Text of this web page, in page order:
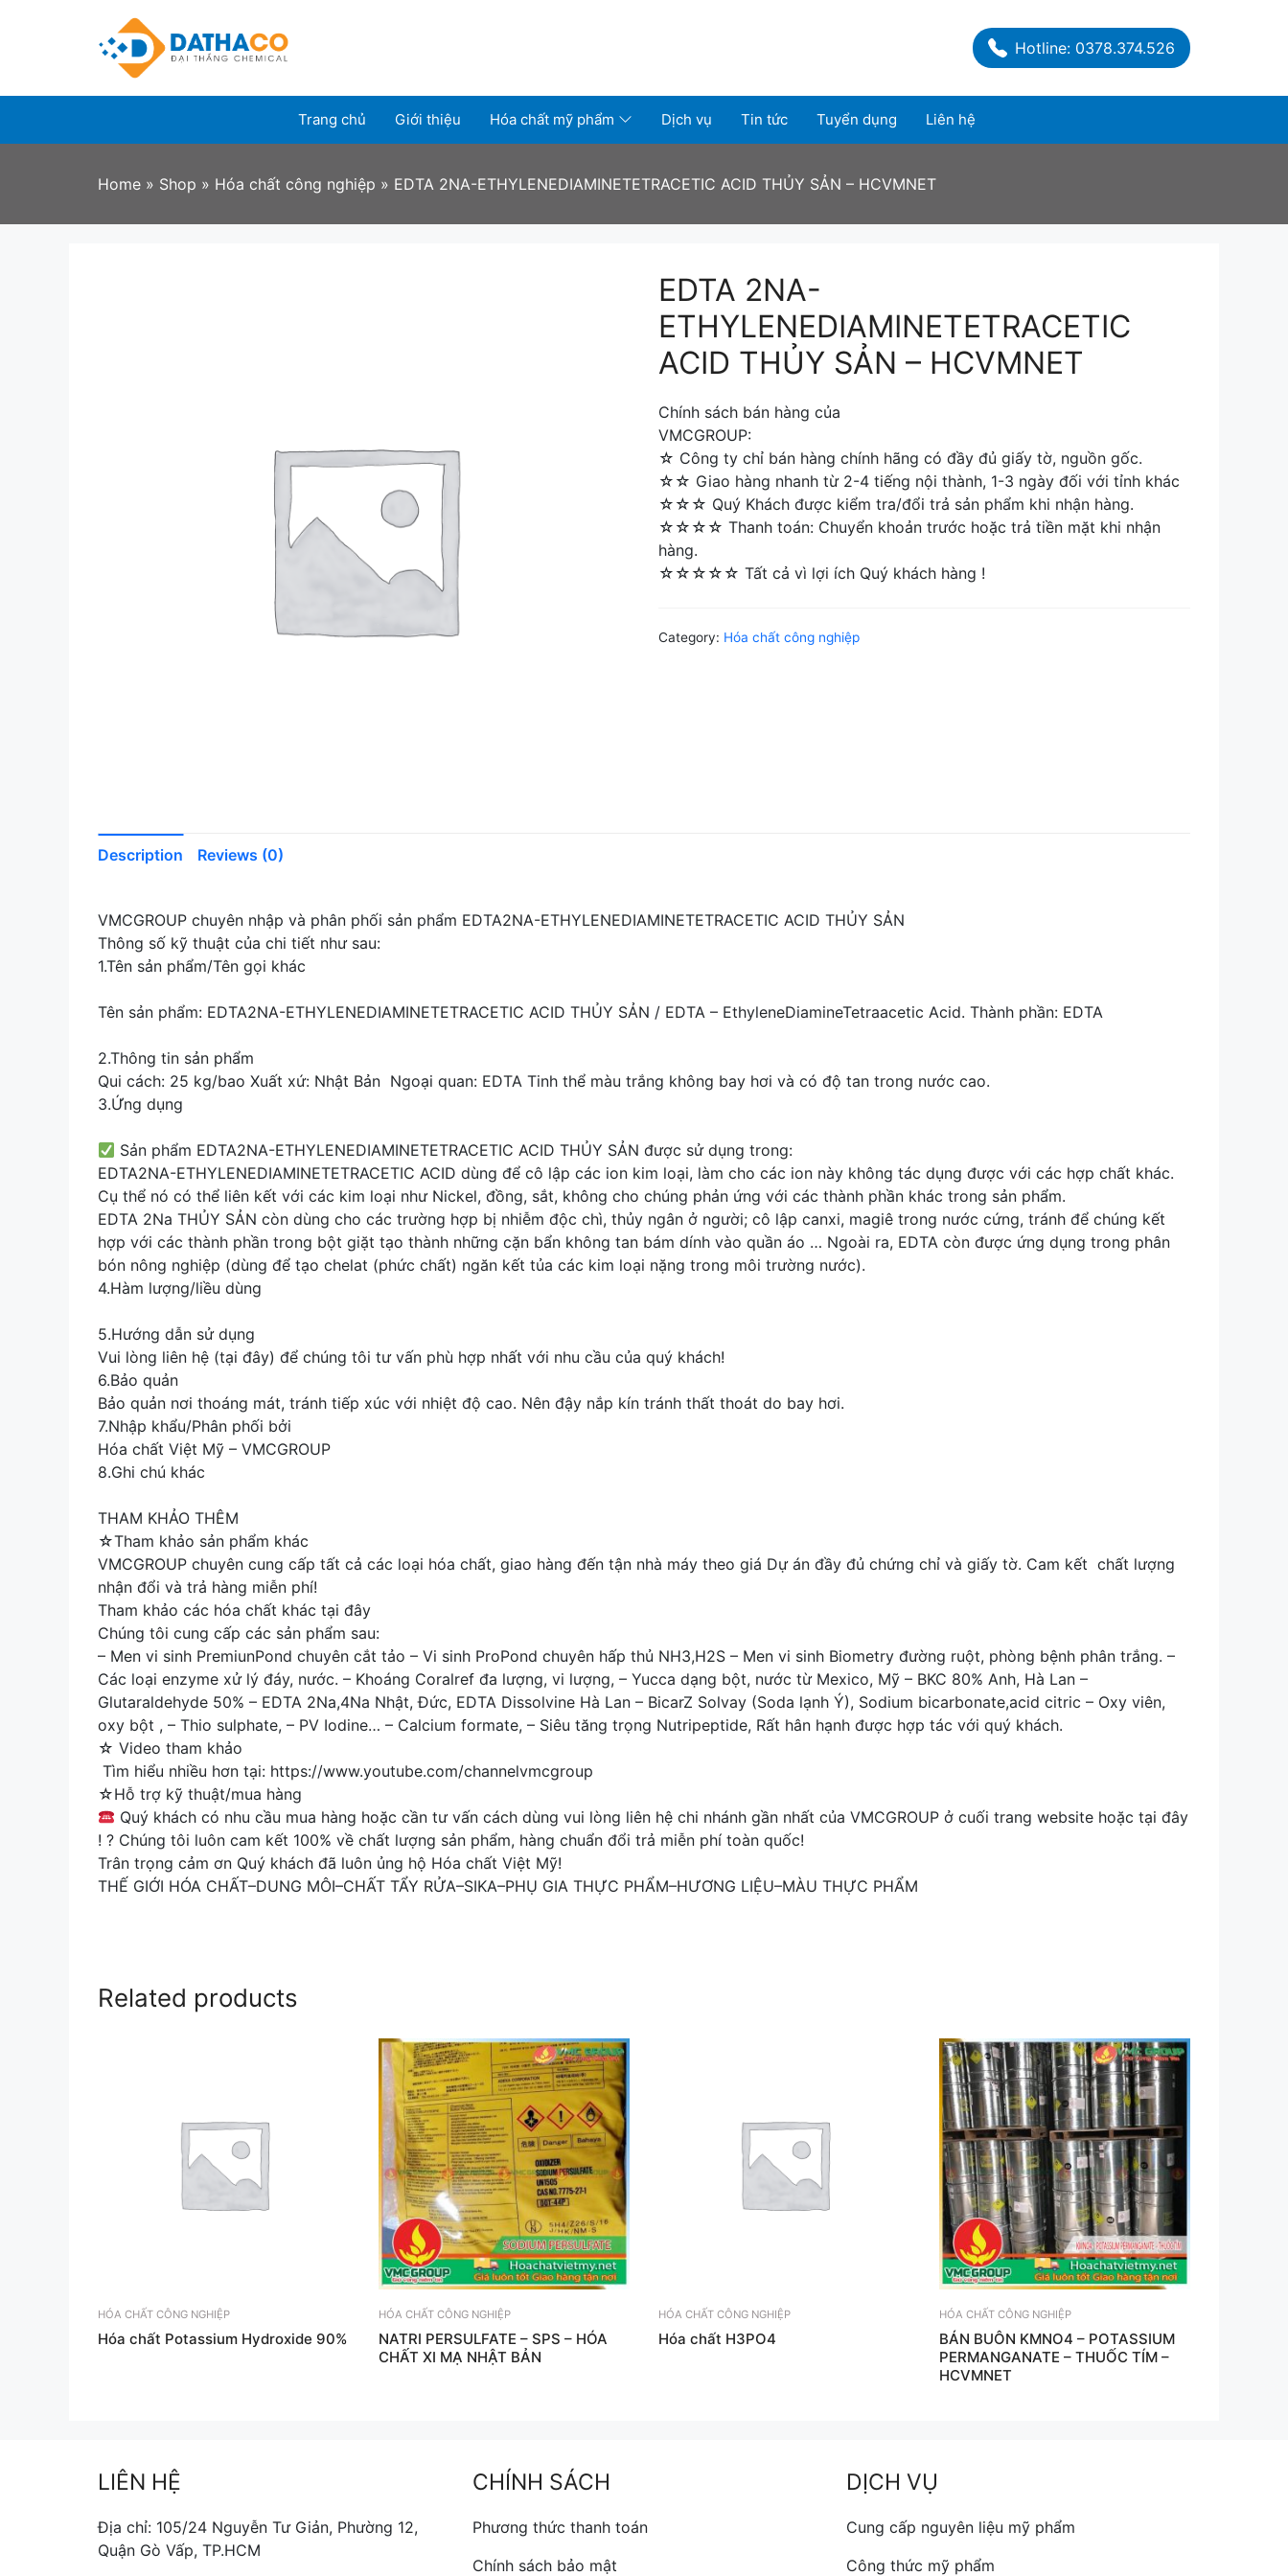
Hotline: 0378.374.526
Trang chủ Giới thiệu Hóa chất mỹ phẩm Dịch vụ Tin tức Tuyển dụng Liên hệ
Home » Shop » Hóa chất công nghiệp » EDTA 2NA-ETHYLENEDIAMINETETRACETIC ACID THỦY SẢN – HCVMNET
EDTA 2NA-
ETHYLENEDIAMINETETRACETIC
ACID THỦY SẢN – HCVMNET
Chính sách bán hàng của
VMCGROUP:
☆ Công ty chỉ bán hàng chính hãng có đầy đủ giấy tờ, nguồn gốc.
☆☆ Giao hàng nhanh từ 2-4 tiếng nội thành, 1-3 ngày đối với tỉnh khác
☆☆☆ Quý Khách được kiểm tra/đổi trả sản phẩm khi nhận hàng.
☆☆☆☆ Thanh toán: Chuyển khoản trước hoặc trả tiền mặt khi nhận
hàng.
☆☆☆☆☆ Tất cả vì lợi ích Quý khách hàng !
Category: Hóa chất công nghiệp
Description Reviews (0)
VMCGROUP chuyên nhập và phân phối sản phẩm EDTA2NA-ETHYLENEDIAMINETETRACETIC ACID THỦY SẢN
Thông số kỹ thuật của chi tiết như sau:
1.Tên sản phẩm/Tên gọi khác
Tên sản phẩm: EDTA2NA-ETHYLENEDIAMINETETRACETIC ACID THỦY SẢN / EDTA – EthyleneDiamineTetraacetic Acid. Thành phần: EDTA
2.Thông tin sản phẩm
Qui cách: 25 kg/bao Xuất xứ: Nhật Bản Ngoại quan: EDTA Tinh thể màu trắng không bay hơi và có độ tan trong nước cao.
3.Ứng dụng
Sản phẩm EDTA2NA-ETHYLENEDIAMINETETRACETIC ACID THỦY SẢN được sử dụng trong:
EDTA2NA-ETHYLENEDIAMINETETRACETIC ACID dùng để cô lập các ion kim loại, làm cho các ion này không tác dụng được với các hợp chất khác.
Cụ thể nó có thể liên kết với các kim loại như Nickel, đồng, sắt, không cho chúng phản ứng với các thành phần khác trong sản phẩm.
EDTA 2Na THỦY SẢN còn dùng cho các trường hợp bị nhiễm độc chì, thủy ngân ở người; cô lập canxi, magiê trong nước cứng, tránh để chúng kết
hợp với các thành phần trong bột giặt tạo thành những cặn bẩn không tan bám dính vào quần áo … Ngoài ra, EDTA còn được ứng dụng trong phân
bón nông nghiệp (dùng để tạo chelat (phức chất) ngăn kết tủa các kim loại nặng trong môi trường nước).
4.Hàm lượng/liều dùng
5.Hướng dẫn sử dụng
Vui lòng liên hệ (tại đây) để chúng tôi tư vấn phù hợp nhất với nhu cầu của quý khách!
6.Bảo quản
Bảo quản nơi thoáng mát, tránh tiếp xúc với nhiệt độ cao. Nên đậy nắp kín tránh thất thoát do bay hơi.
7.Nhập khẩu/Phân phối bởi
Hóa chất Việt Mỹ – VMCGROUP
8.Ghi chú khác
THAM KHẢO THÊM
☆Tham khảo sản phẩm khác
VMCGROUP chuyên cung cấp tất cả các loại hóa chất, giao hàng đến tận nhà máy theo giá Dự án đầy đủ chứng chỉ và giấy tờ. Cam kết chất lượng
nhận đổi và trả hàng miễn phí!
Tham khảo các hóa chất khác tại đây
Chúng tôi cung cấp các sản phẩm sau:
– Men vi sinh PremiunPond chuyên cắt tảo – Vi sinh ProPond chuyên hấp thủ NH3,H2S – Men vi sinh Biometry đường ruột, phòng bệnh phân trắng. –
Các loại enzyme xử lý đáy, nước. – Khoáng Coralref đa lượng, vi lượng, – Yucca dạng bột, nước từ Mexico, Mỹ – BKC 80% Anh, Hà Lan –
Glutaraldehyde 50% – EDTA 2Na,4Na Nhật, Đức, EDTA Dissolvine Hà Lan – BicarZ Solvay (Soda lạnh Ý), Sodium bicarbonate,acid citric – Oxy viên,
oxy bột , – Thio sulphate, – PV Iodine… – Calcium formate, – Siêu tăng trọng Nutripeptide, Rất hân hạnh được hợp tác với quý khách.
☆ Video tham khảo
Tìm hiểu nhiều hơn tại: https://www.youtube.com/channelvmcgroup
☆Hỗ trợ kỹ thuật/mua hàng
Quý khách có nhu cầu mua hàng hoặc cần tư vấn cách dùng vui lòng liên hệ chi nhánh gần nhất của VMCGROUP ở cuối trang website hoặc tại đây
! ? Chúng tôi luôn cam kết 100% về chất lượng sản phẩm, hàng chuẩn đổi trả miễn phí toàn quốc!
Trân trọng cảm ơn Quý khách đã luôn ủng hộ Hóa chất Việt Mỹ! ️
THẾ GIỚI HÓA CHẤT–DUNG MÔI–CHẤT TẨY RỬA–SIKA–PHỤ GIA THỰC PHẨM–HƯƠNG LIỆU–MÀU THỰC PHẨM
Related products
HÓA CHẤT CÔNG NGHIỆP
Hóa chất Potassium Hydroxide 90%
HÓA CHẤT CÔNG NGHIỆP
NATRI PERSULFATE – SPS – HÓA
CHẤT XI MẠ NHẬT BẢN
HÓA CHẤT CÔNG NGHIỆP
Hóa chất H3PO4
HÓA CHẤT CÔNG NGHIỆP
BÁN BUÔN KMNO4 – POTASSIUM
PERMANGANATE – THUỐC TÍM –
HCVMNET
LIÊN HỆ
Địa chỉ: 105/24 Nguyễn Tư Giản, Phường 12,
Quận Gò Vấp, TP.HCM
CHÍNH SÁCH
Phương thức thanh toán
Chính sách bảo mật
DỊCH VỤ
Cung cấp nguyên liệu mỹ phẩm
Công thức mỹ phẩm